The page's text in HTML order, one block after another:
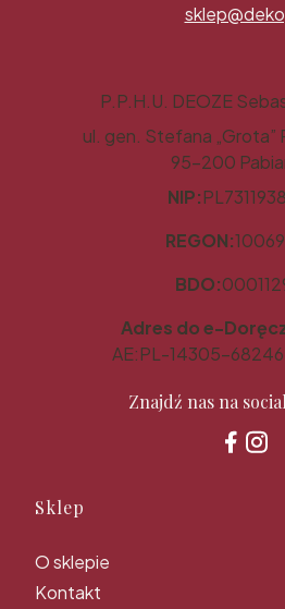
P.P.H.U. DEOZE
ul. gen. Stefana „Grota”
95-200
NIP:
REGON:
BDO:
Adres do e-
AE:PL-14305-
Znajdź nas na
Linki w stopce
Sklep
O sklepie
Kontakt